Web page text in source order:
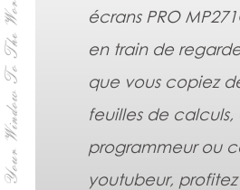
écrans PRO
en train de
que vous copiez
feuilles de calculs,
programmeur ou
youtubeur,